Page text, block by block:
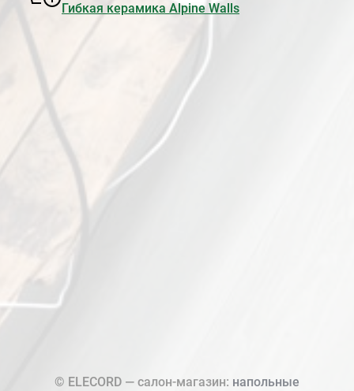
Гибкая керамика Alpine Walls
© ELECORD — салон-магазин: напольные